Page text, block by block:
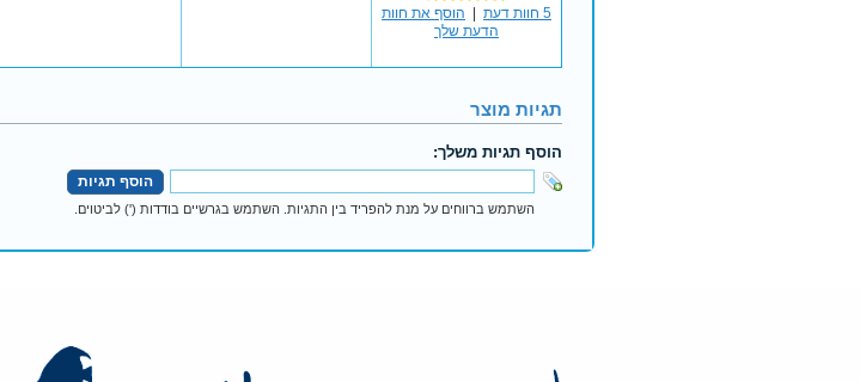
5 חוות דעת
הוסף את חוות
הדעת שלך
תגיות מוצר
הוסף תגיות משלך:
הוסף תגיות
השתמש ברווחים על מנת להפריד בין התגיות. השתמש בגרשיים בודדות (') לביטוים.